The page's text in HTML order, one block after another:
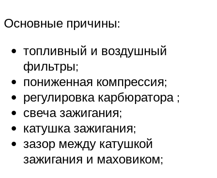
Основные причины:
топливный и воздушный
фильтры;
пониженная компрессия;
регулировка карбюратора ;
свеча зажигания;
катушка зажигания;
зазор между катушкой
зажигания и маховиком;